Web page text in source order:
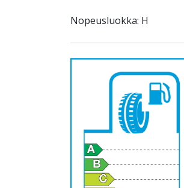
Nopeusluokka: H